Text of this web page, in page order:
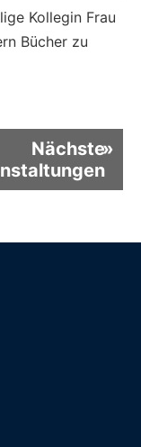
Kollegin Frau
Bücher zu
Nächste»